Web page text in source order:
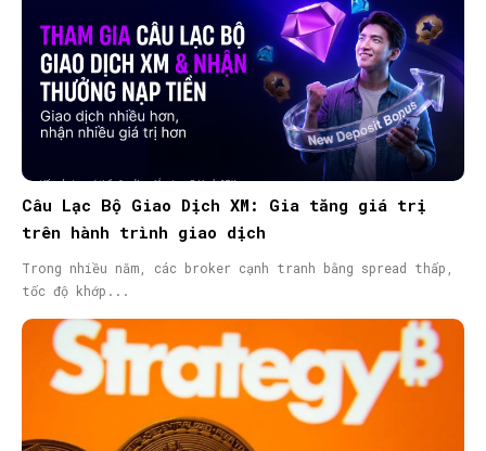
Câu Lạc Bộ Giao Dịch XM: Gia tăng giá trị
trên hành trình giao dịch
Trong nhiều năm, các broker cạnh tranh bằng spread thấp,
tốc độ khớp...